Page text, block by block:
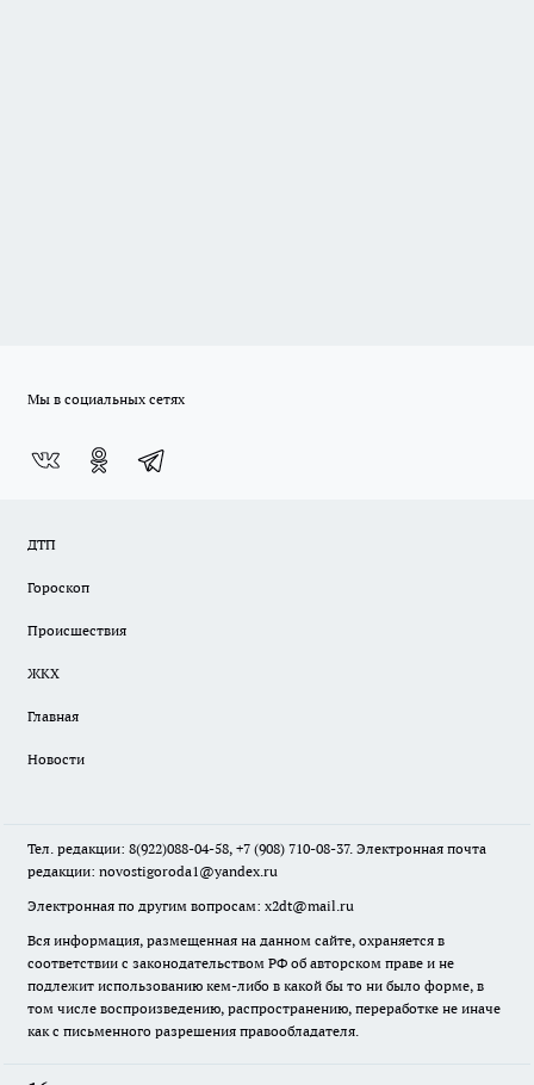
Мы в социальных сетях
ДТП
Гороскоп
Происшествия
ЖКХ
Главная
Новости
Тел. редакции: 8(922)088-04-58, +7 (908) 710-08-37. Электронная почта
редакции: novostigoroda1@yandex.ru
Электронная по другим вопросам: x2dt@mail.ru
Вся информация, размещенная на данном сайте, охраняется в
соответствии с законодательством РФ об авторском праве и не
подлежит использованию кем-либо в какой бы то ни было форме, в
том числе воспроизведению, распространению, переработке не иначе
как с письменного разрешения правообладателя.